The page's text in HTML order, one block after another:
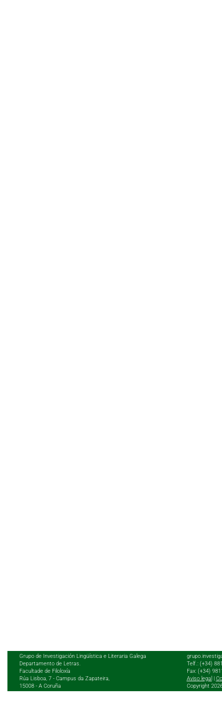
Grupo de Investigación Lingüística e Literaria Galega
Departamento de Letras.
Facultade de Filoloxía
Rúa Lisboa, 7 - Campus da Zapateira,
15008 - A Coruña
Telf.: (+34)
Fax: (+34)
Aviso legal
Copyright